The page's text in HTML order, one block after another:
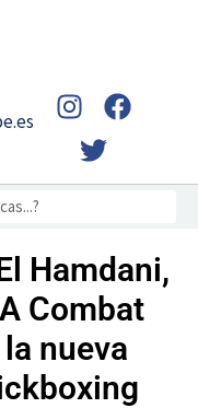
I
n
s
t
r
a
m
F
a
e
o
k
T
w
i
t
r
Hamdani,
Combat
nueva